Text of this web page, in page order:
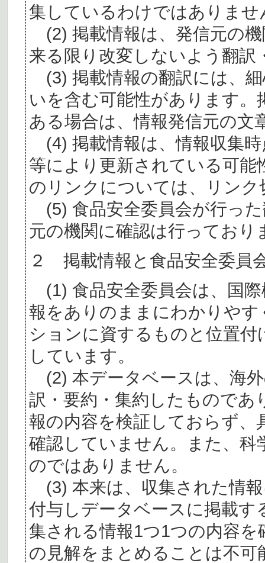
集しているわけではありませ
(2) 掲載情報は、発信元の
来る限り改変しないよう翻訳
(3) 掲載情報の翻訳には、
いを含む可能性があります。
ある場合は、情報発信元の文
(4) 掲載情報は、情報収集
等により更新されている可
のリンクについては、リン
(5) 食品安全委員会が行っ
元の機関に確認は行っており
２ 掲載情報と食品安全委員
(1) 食品安全委員会は、国
報をありのままにわかりや
ションに資するものと位置
しています。
(2) 本データベースは、海
訳・要約・集約したものであ
報の内容を検証しておらず、
確認していません。また、
のではありません。
(3) 本来は、収集された情
付与しデータベースに掲載
集される情報1つ1つの内容
の見解をまとめることは不